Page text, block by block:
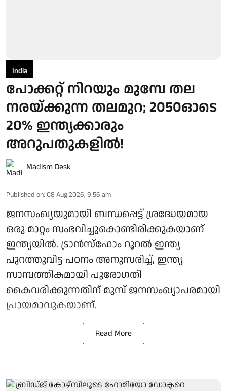
India
പോക്കറ്റ് നിറയും മുമ്പേ തല
നരയ്ക്കുന്ന തലമുറ; 2050ഓടെ
20% ഇന്ത്യക്കാരും
അറുപതുകളിൽ!
Madism Desk
Published on: 08 Aug 2026, 9:56 am
ജനസംഖ്യയുമായി ബന്ധപ്പെട്ട് ശ്രദ്ധേയമായ
ഒരു മാറ്റം സംഭവിച്ചുകൊണ്ടിരിക്കുകയാണ്
ഇന്ത്യയിൽ. ട്രാൻസ്ഫോം റൂറൽ ഇന്ത്യ
പുറത്തുവിട്ട പഠനം അനുസരിച്ച്, ഇന്ത്യ
സാമ്പത്തികമായി പുരോഗതി
കൈവരിക്കുന്നതിന് മുമ്പ് ജനസംഖ്യാപരമായി
പ്രായമാവുകയാണ്.
Read More